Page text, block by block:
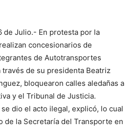
de Julio.- En protesta por la
concesionarios de
de Autotransportes
través de su presidenta Beatriz
bloquearon calles aledañas a
y el Tribunal de Justicia.
dio el acto ilegal, explicó, lo cual
de la Secretaría del Transporte en